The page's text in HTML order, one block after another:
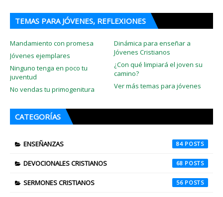
TEMAS PARA JÓVENES, REFLEXIONES
Mandamiento con promesa
Dinámica para enseñar a
Jóvenes Cristianos
Jóvenes ejemplares
¿Con qué limpiará el joven su
camino?
Ninguno tenga en poco tu
juventud
Ver más temas para jóvenes
No vendas tu primogenitura
CATEGORÍAS
ENSEÑANZAS 84
DEVOCIONALES CRISTIANOS 68
SERMONES CRISTIANOS 56